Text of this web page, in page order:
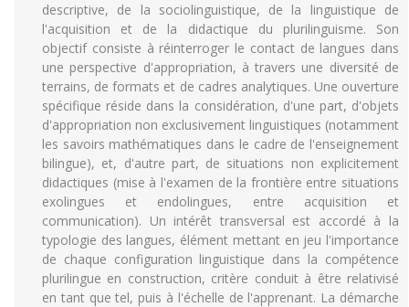
descriptive, de la sociolinguistique, de la linguistique de
l'acquisition et de la didactique du plurilinguisme. Son
objectif consiste à réinterroger le contact de langues dans
une perspective d'appropriation, à travers une diversité de
terrains, de formats et de cadres analytiques. Une ouverture
spécifique réside dans la considération, d'une part, d'objets
d'appropriation non exclusivement linguistiques (notamment
les savoirs mathématiques dans le cadre de l'enseignement
bilingue), et, d'autre part, de situations non explicitement
didactiques (mise à l'examen de la frontière entre situations
exolingues et endolingues, entre acquisition et
communication). Un intérêt transversal est accordé à la
typologie des langues, élément mettant en jeu l'importance
de chaque configuration linguistique dans la compétence
plurilingue en construction, critère conduit à être relativisé
en tant que tel, puis à l'échelle de l'apprenant. La démarche